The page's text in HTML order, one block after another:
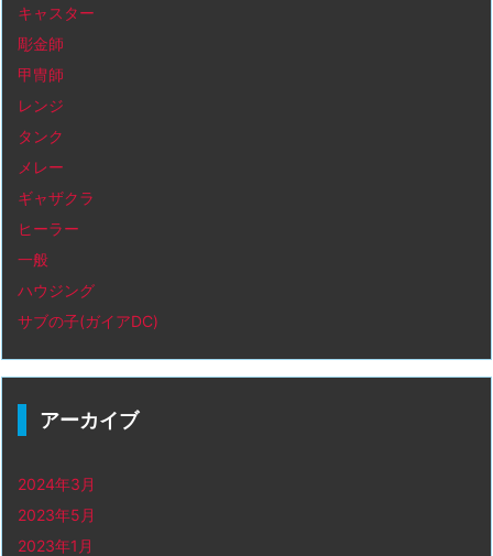
キャスター
彫金師
甲冑師
レンジ
タンク
メレー
ギャザクラ
ヒーラー
一般
ハウジング
サブの子(ガイアDC)
アーカイブ
2024年3月
2023年5月
2023年1月